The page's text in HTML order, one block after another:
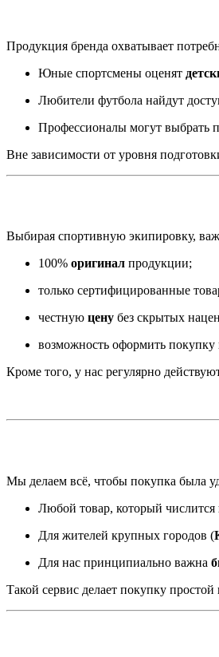
Продукция бренда охватывает
Юные спортсмены оценят
Любители футбола найдут
Профессионалы могут выбрать
Вне зависимости от уровня
Выбирая спортивную экипировку,
100% оригинал продукции;
только сертифицированные
честную цену без скрытых
возможность оформить покупку
Кроме того, у нас регулярно
Мы делаем всё, чтобы покупка была
Любой товар, который числится
Для жителей крупных городов (
Для нас принципиально важна
Такой сервис делает покупку